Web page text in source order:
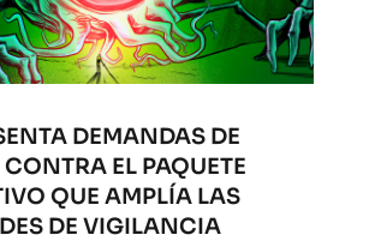
DEMANDAS DE
EL PAQUETE
QUE AMPLÍA LAS
DE VIGILANCIA